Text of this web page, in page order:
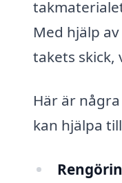
Med hjälp
takets
Här är
kan hjälpa